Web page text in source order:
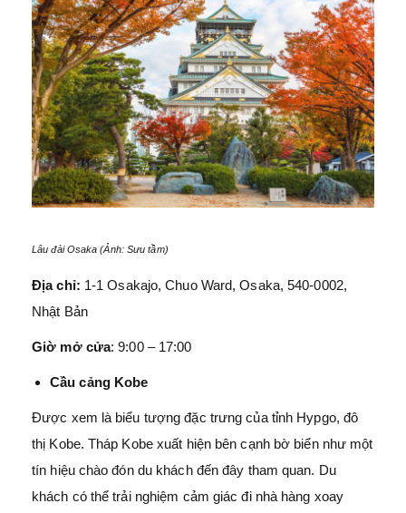
Lâu đài Osaka (Ảnh: Sưu tầm)
Địa chỉ: 1-1 Osakajo, Chuo Ward, Osaka, 540-0002,
Nhật Bản
Giờ mở cửa: 9:00 – 17:00
Cầu cảng Kobe
Được xem là biểu tượng đặc trưng của tỉnh Hypgo, đô
thị Kobe. Tháp Kobe xuất hiện bên cạnh bờ biển như một
tín hiệu chào đón du khách đến đây tham quan. Du
khách có thể trải nghiệm cảm giác đi nhà hàng xoay